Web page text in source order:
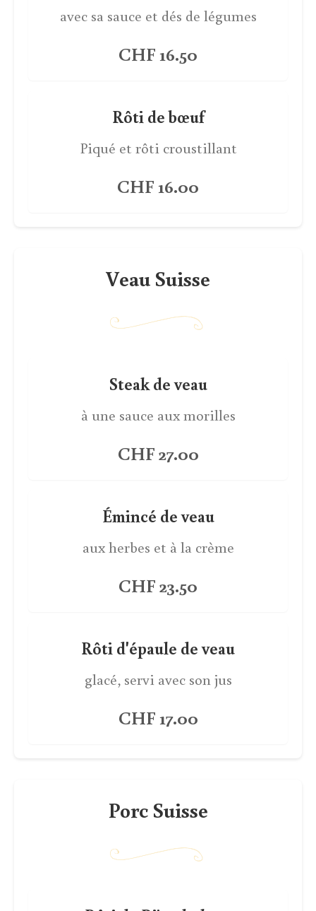
avec sa sauce et dés de légumes
CHF 16.50
Rôti de bœuf
Piqué et rôti croustillant
CHF 16.00
Veau Suisse
Steak de veau
à une sauce aux morilles
CHF 27.00
Émincé de veau
aux herbes et à la crème
CHF 23.50
Rôti d'épaule de veau
glacé, servi avec son jus
CHF 17.00
Porc Suisse